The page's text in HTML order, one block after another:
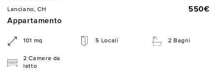
Lanciano, CH
550€
Appartamento
101 mq 5 Locali 2 Bagni
2 Camere da
letto